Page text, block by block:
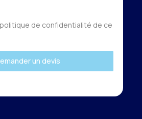
de confidentialité de ce
un devis